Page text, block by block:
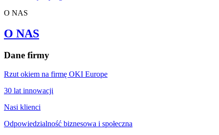
O NAS
O NAS
Dane firmy
Rzut okiem na firmę OKI Europe
30 lat innowacji
Nasi klienci
Odpowiedzialność biznesowa i społeczna